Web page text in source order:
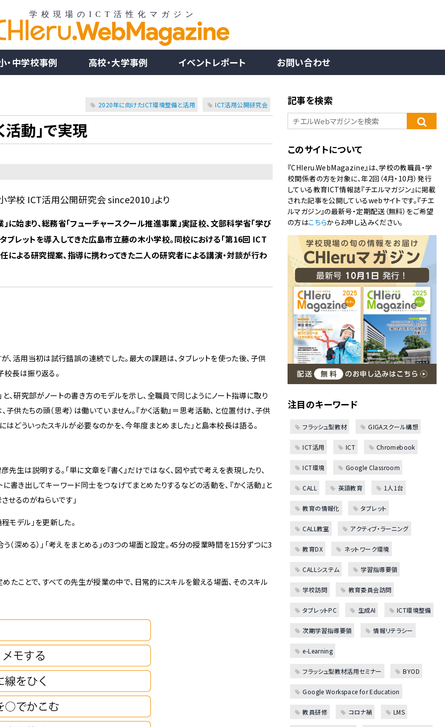
・中学校事例 高校・大学事例 イベントレポート お問い合わせ
2020年に向けたICT環境整備と活用 ICT活用公開研究会
動」で実現
校 ICT活用公開研究会 since2010」より
始まり、総務省「フューチャースクール推進事業」実証校、文部科学省「学び
ブレットを導入してきた広島市立藤の木小学校。同校における「第16回 ICT
よる研究提案、指導に携わってきた二人の研究者による講演・対談が行わ
、活用当初は試行錯誤の連続でした。最大の課題は、タブレットを使った後、子供
校長は振り返る。
研究部がノートの書き方のモデルを示し、全職員で同じようにノート指導に取り
供たちの頭（思考）は働いていません。『かく活動』＝思考活動、と位置付け、子供
はどういったスキルが必要なのかを、今年度まとめました」と島本校長は語る。
生は説明する。「単に文章を『書く』だけではなく、図や式で考えを表現したり、
書き出してキーワード同士をつなげてまとめたりするなどの活動を、『かく活動』と
せるのがねらいです」
モデル」を更新した。
深める）」「考えをまとめる」の3つの場面と設定。45分の授業時間を15分ずつに3
たことで、すべての先生が授業の中で、日常的にスキルを鍛える場面、そのスキル
記事を検索
このサイトについて
『CHIeru.WebMagazine』は、学校の教職員・学
校関係者の方を対象に、年2回（4月・10月）発行
している教育ICT情報誌『チエルマガジン』に掲載
された記事を公開しているwebサイトです。『チエ
ルマガジン』の最新号・定期配送（無料）をご希望
の方はこちらからお申し込みください。
注目のキーワード
フラッシュ型教材 GIGAスクール構想
ICT活用 ICT Chromebook
ICT環境 Google Classroom
CALL 英語教育 1人1台
教育の情報化 タブレット
CALL教室 アクティブ・ラーニング
教育DX ネットワーク環境
CALLシステム 学習指導要領
学校訪問 教育委員会訪問
タブレットPC 生成AI ICT環境整備
次期学習指導要領 情報リテラシー
e-Learning
フラッシュ型教材活用セミナー BYOD
Google Workspace for Education
教員研修 コロナ禍 LMS